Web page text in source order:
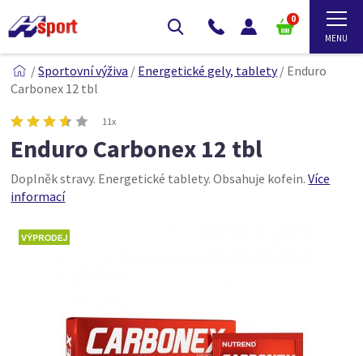
0
/Sportovní výživa / Energetické gely, tablety/ Enduro
Carbonex 12 tbl
11x
Enduro Carbonex 12 tbl
Doplněk stravy. Energetické tablety. Obsahuje kofein.Více
informací